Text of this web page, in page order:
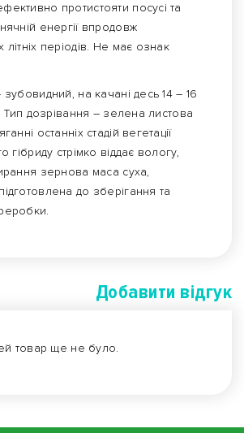
протистояти посусі та
енергії впродовж
літніх періодів. Не має ознак
на качані десь 14 – 16
Тип дозрівання – зелена листова
останніх стадій вегетації
гібриду стрімко віддає вологу,
зернова маса суха,
до зберігання та
Добавити вiдгук
товар ще не було.